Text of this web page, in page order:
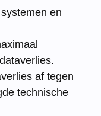
en
af tegen
technische